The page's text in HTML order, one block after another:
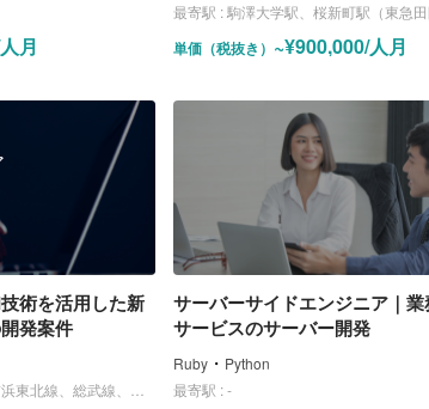
月
最寄駅 :駒澤大学駅、桜新町駅（東急田
単価（税抜き） ~¥900,000/人月
術を活用した新
発案件
、総武線、日比谷線）
サーバーサイドエンジニア｜業
サービスのサーバー開発
Ruby ・ Python
最寄駅 :-